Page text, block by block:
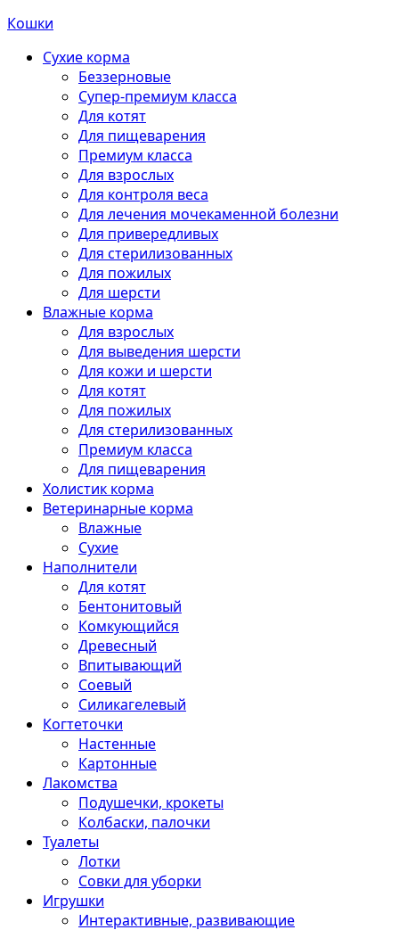
Кошки
Сухие корма
Беззерновые
Супер-премиум класса
Для котят
Для пищеварения
Премиум класса
Для взрослых
Для контроля веса
Для лечения мочекаменной болезни
Для привередливых
Для стерилизованных
Для пожилых
Для шерсти
Влажные корма
Для взрослых
Для выведения шерсти
Для кожи и шерсти
Для котят
Для пожилых
Для стерилизованных
Премиум класса
Для пищеварения
Холистик корма
Ветеринарные корма
Влажные
Сухие
Наполнители
Для котят
Бентонитовый
Комкующийся
Древесный
Впитывающий
Соевый
Силикагелевый
Когтеточки
Настенные
Картонные
Лакомства
Подушечки, крокеты
Колбаски, палочки
Туалеты
Лотки
Совки для уборки
Игрушки
Интерактивные, развивающие